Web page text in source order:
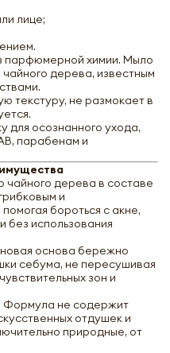
лице;
парфюмерной химии. Мыло
дерева, известным
текстуру, не размокает в
для осознанного ухода,
парабенам и
чайного дерева в составе
и
бороться с акне,
без использования
основа бережно
себума, не пересушивая
зон и
Формула не содержит
отдушек и
природные, от